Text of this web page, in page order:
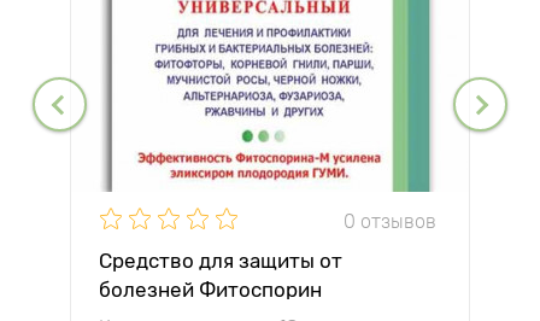
0 отзывов
Средство для защиты от
болезней Фитоспорин